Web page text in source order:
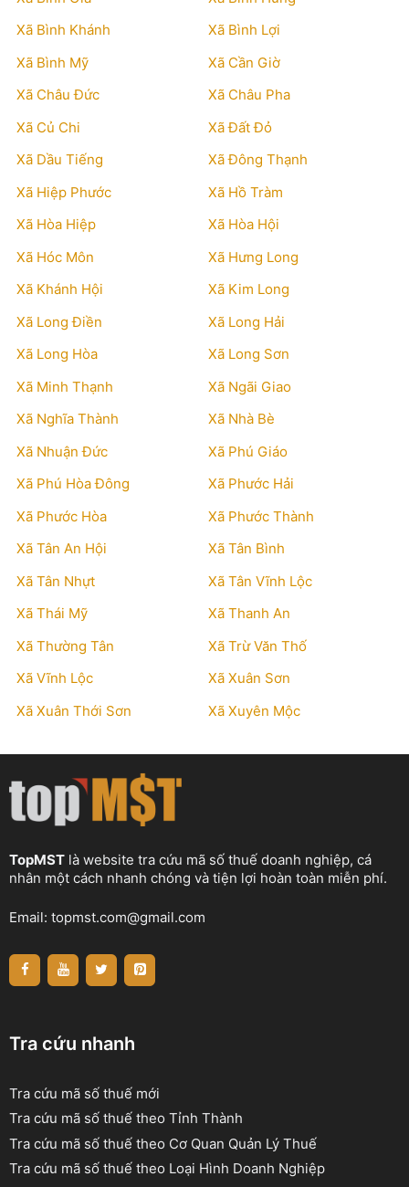
Xã Bình Khánh
Xã Bình Lợi
Xã Bình Mỹ
Xã Cần Giờ
Xã Châu Đức
Xã Châu Pha
Xã Củ Chi
Xã Đất Đỏ
Xã Dầu Tiếng
Xã Đông Thạnh
Xã Hiệp Phước
Xã Hồ Tràm
Xã Hòa Hiệp
Xã Hòa Hội
Xã Hóc Môn
Xã Hưng Long
Xã Khánh Hội
Xã Kim Long
Xã Long Điền
Xã Long Hải
Xã Long Hòa
Xã Long Sơn
Xã Minh Thạnh
Xã Ngãi Giao
Xã Nghĩa Thành
Xã Nhà Bè
Xã Nhuận Đức
Xã Phú Giáo
Xã Phú Hòa Đông
Xã Phước Hải
Xã Phước Hòa
Xã Phước Thành
Xã Tân An Hội
Xã Tân Bình
Xã Tân Nhựt
Xã Tân Vĩnh Lộc
Xã Thái Mỹ
Xã Thanh An
Xã Thường Tân
Xã Trừ Văn Thố
Xã Vĩnh Lộc
Xã Xuân Sơn
Xã Xuân Thới Sơn
Xã Xuyên Mộc
TopMST là website tra cứu mã số thuế doanh nghiệp, cá
nhân một cách nhanh chóng và tiện lợi hoàn toàn miễn phí.
Email: topmst.com@gmail.com
Tra cứu nhanh
Tra cứu mã số thuế mới
Tra cứu mã số thuế theo Tỉnh Thành
Tra cứu mã số thuế theo Cơ Quan Quản Lý Thuế
Tra cứu mã số thuế theo Loại Hình Doanh Nghiệp